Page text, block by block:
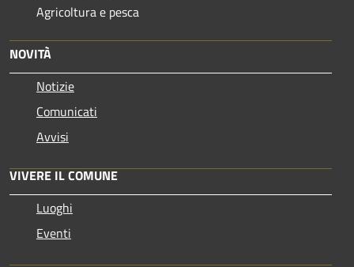
Agricoltura e pesca
NOVITÀ
Notizie
Comunicati
Avvisi
VIVERE IL COMUNE
Luoghi
Eventi